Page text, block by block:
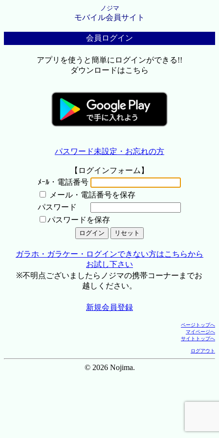
ノジマ
モバイル会員サイト
会員ログイン
アプリを使うと簡単にログインができる!!
ダウンロードはこちら
パスワード未設定・お忘れの方
【ログインフォーム】
ﾒｰﾙ・電話番号
メール・電話番号を保存
パスワード
パスワードを保存
ガラホ・ガラケー・ログインできない方はこちらから
お試し下さい
※不明点ございましたらノジマの携帯コーナーまでお
越しください。
新規会員登録
ページトップへ
マイページへ
サイトトップへ
ログアウト
© 2026 Nojima.